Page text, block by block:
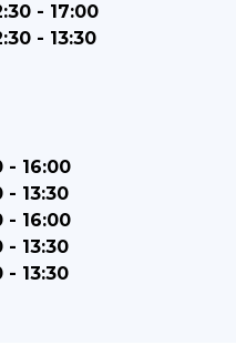
- 17:00
- 13:30
- 16:00
- 13:30
- 16:00
- 13:30
- 13:30